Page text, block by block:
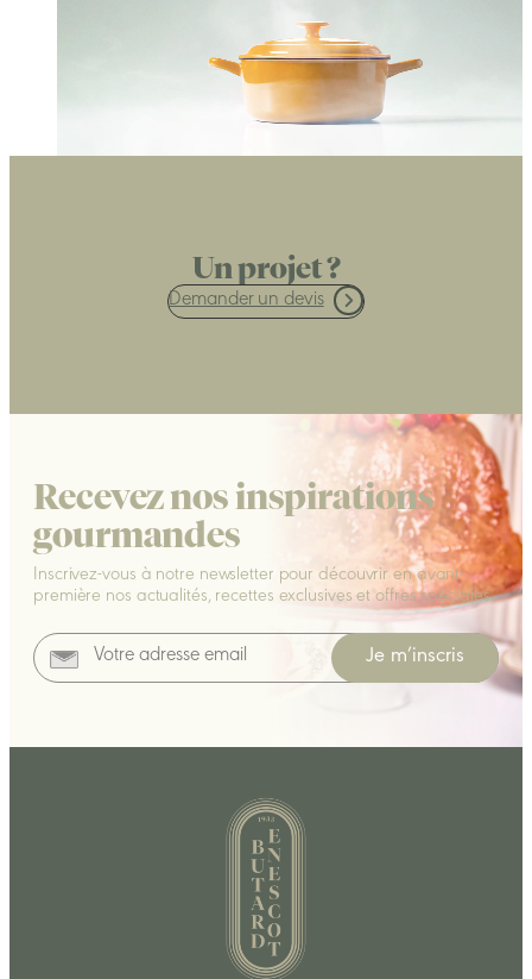
Un projet ?
Demander un devis
Recevez nos inspirations
gourmandes
Inscrivez-vous à notre newsletter pour découvrir en avant-
première nos actualités, recettes exclusives et offres spéciales.